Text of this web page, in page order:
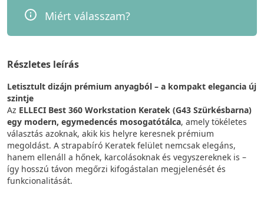
Miért válasszam?
Részletes leírás
Letisztult dizájn prémium anyagból – a kompakt elegancia új
szintje
Az ELLECI Best 360 Workstation Keratek (G43 Szürkésbarna)
egy modern, egymedencés mosogatótálca, amely tökéletes
választás azoknak, akik kis helyre keresnek prémium
megoldást. A strapabíró Keratek felület nemcsak elegáns,
hanem ellenáll a hőnek, karcolásoknak és vegyszereknek is –
így hosszú távon megőrzi kifogástalan megjelenését és
funkcionalitását.